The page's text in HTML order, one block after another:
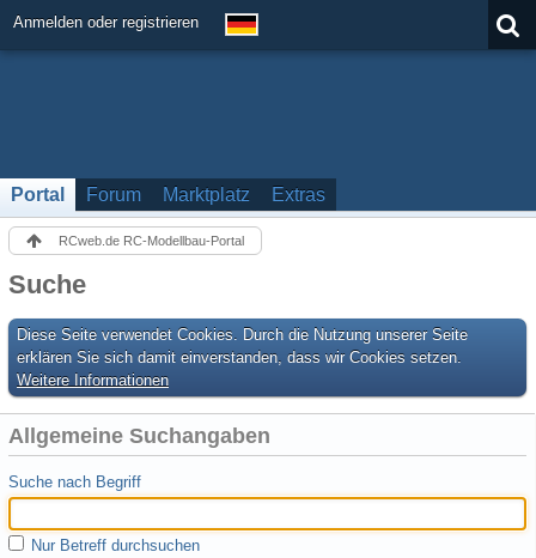
Anmelden oder registrieren
Portal Forum Marktplatz Extras
RCweb.de RC-Modellbau-Portal
Suche
Diese Seite verwendet Cookies. Durch die Nutzung unserer Seite
erklären Sie sich damit einverstanden, dass wir Cookies setzen.
Weitere Informationen
Allgemeine Suchangaben
Suche nach Begriff
Nur Betreff durchsuchen